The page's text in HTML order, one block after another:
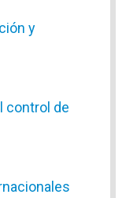
y
control de